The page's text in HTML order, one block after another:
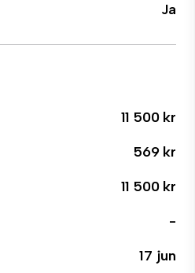
Ja
11 500 kr
569 kr
11 500 kr
-
17 jun